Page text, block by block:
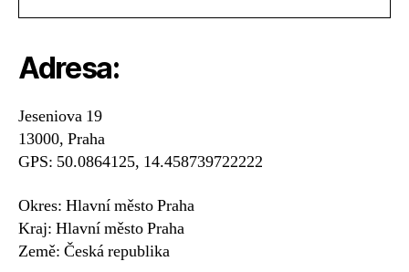
Adresa:
Jeseniova 19
13000, Praha
GPS: 50.0864125, 14.458739722222
Okres: Hlavní město Praha
Kraj: Hlavní město Praha
Země: Česká republika